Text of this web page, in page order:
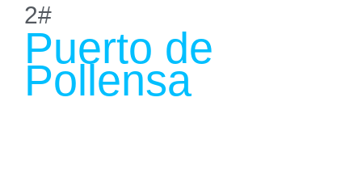
2#
Puerto de
Pollensa